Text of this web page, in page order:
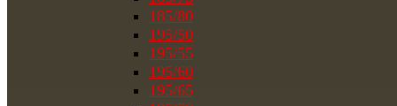
185/80
195/50
195/55
195/60
195/65